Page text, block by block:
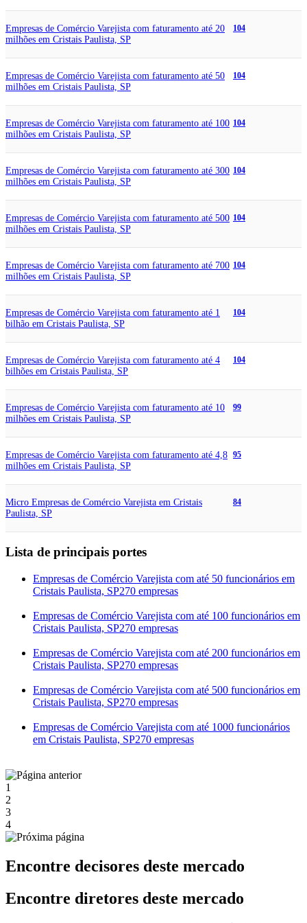
Empresas de Comércio Varejista com faturamento até 20
milhões em Cristais Paulista, SP
104
Empresas de Comércio Varejista com faturamento até 50
milhões em Cristais Paulista, SP
104
Empresas de Comércio Varejista com faturamento até 100
milhões em Cristais Paulista, SP
104
Empresas de Comércio Varejista com faturamento até 300
milhões em Cristais Paulista, SP
104
Empresas de Comércio Varejista com faturamento até 500
milhões em Cristais Paulista, SP
104
Empresas de Comércio Varejista com faturamento até 700
milhões em Cristais Paulista, SP
104
Empresas de Comércio Varejista com faturamento até 1
bilhão em Cristais Paulista, SP
104
Empresas de Comércio Varejista com faturamento até 4
bilhões em Cristais Paulista, SP
104
Empresas de Comércio Varejista com faturamento até 10
milhões em Cristais Paulista, SP
99
Empresas de Comércio Varejista com faturamento até 4,8
milhões em Cristais Paulista, SP
95
Micro Empresas de Comércio Varejista em Cristais
Paulista, SP
84
Lista de principais portes
Empresas de Comércio Varejista com até 50 funcionários em
Cristais Paulista, SP270 empresas
Empresas de Comércio Varejista com até 100 funcionários em
Cristais Paulista, SP270 empresas
Empresas de Comércio Varejista com até 200 funcionários em
Cristais Paulista, SP270 empresas
Empresas de Comércio Varejista com até 500 funcionários em
Cristais Paulista, SP270 empresas
Empresas de Comércio Varejista com até 1000 funcionários
em Cristais Paulista, SP270 empresas
1
2
3
4
Encontre decisores deste mercado
Encontre diretores deste mercado